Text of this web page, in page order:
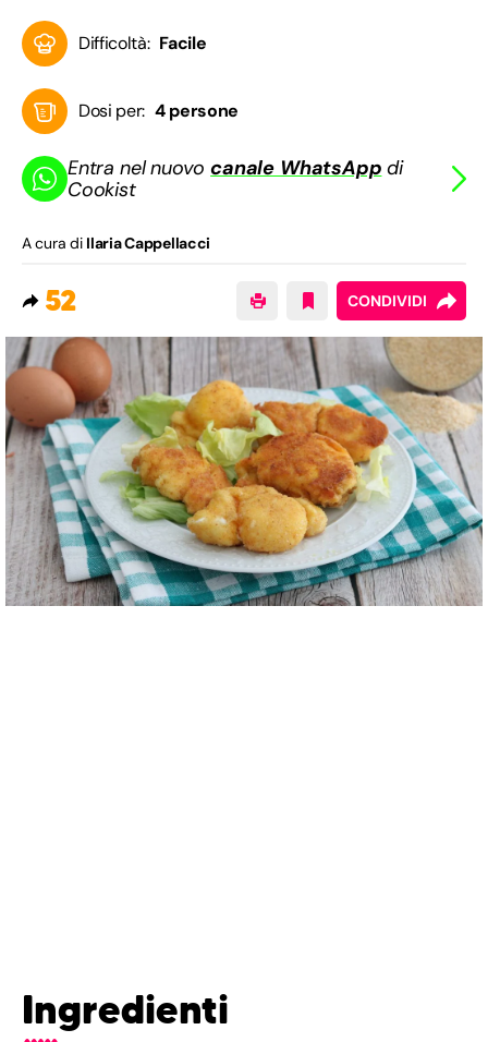
Difficoltà: Facile
Dosi per: 4 persone
Entra nel nuovocanale WhatsApp di
Cookist
A cura di Ilaria Cappellacci
52 CONDIVIDI
Ingredienti